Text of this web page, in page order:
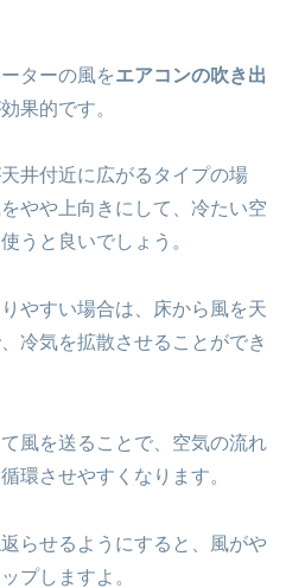
ターの風をエアコンの吹き出
果的です。
井付近に広がるタイプの場
やや上向きにして、冷たい空
うと良いでしょう。
やすい場合は、床から風を天
冷気を拡散させることができ
風を送ることで、空気の流れ
環させやすくなります。
らせるようにすると、風がや
プしますよ。